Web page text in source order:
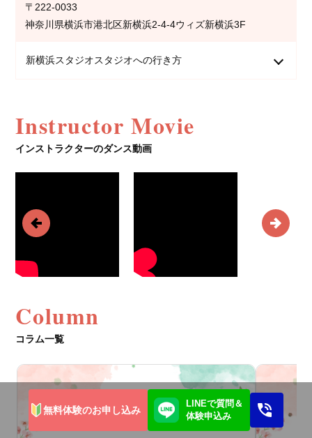
無料体験のお申し込み
LINEで質問＆
体験申込み
〒222-0033
神奈川県横浜市港北区新横浜2-4-4ウィズ新横浜3F
新横浜スタジオスタジオへの行き方
Instructor Movie
インストラクターのダンス動画
Column
コラム一覧